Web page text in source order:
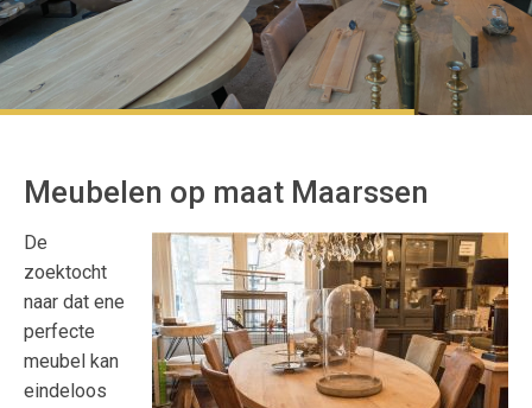
Meubelen op maat Maarssen
De
zoektocht
naar dat ene
perfecte
meubel kan
eindeloos